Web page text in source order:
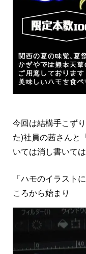
今回は結構手こず
た)社員の茜さんと
いては消し書いて
「ハモのイラスト
ころから始まり